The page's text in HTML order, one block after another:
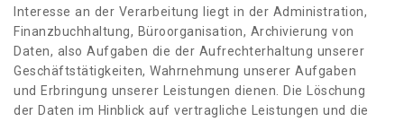
Interesse an der Verarbeitung liegt in der Administration,
Finanzbuchhaltung, Büroorganisation, Archivierung von
Daten, also Aufgaben die der Aufrechterhaltung unserer
Geschäftstätigkeiten, Wahrnehmung unserer Aufgaben
und Erbringung unserer Leistungen dienen. Die Löschung
der Daten im Hinblick auf vertragliche Leistungen und die